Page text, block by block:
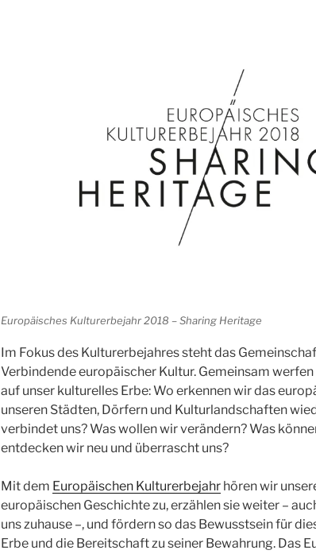
Europäisches Kulturerbejahr 2018 – Sharing Heritage
Im Fokus des Kulturerbejahres steht das
Verbindende europäischer Kultur. Gemeinsam
auf unser kulturelles Erbe: Wo erkennen wir das
unseren Städten, Dörfern und Kulturlandschaften
verbindet uns? Was wollen wir verändern? Was
entdecken wir neu und überrascht uns?
Mit dem Europäischen Kulturerbejahr hören wir
europäischen Geschichte zu, erzählen sie weiter –
uns zuhause –, und fördern so das Bewusstsein für
Erbe und die Bereitschaft zu seiner Bewahrung. Das